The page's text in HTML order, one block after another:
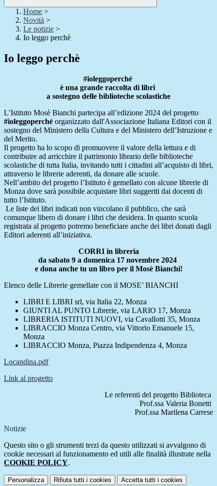
Home >
Novità >
Le notizie >
Io leggo perchè
Io leggo perchè
#ioleggoperché
è una grande raccolta di libri
a sostegno delle biblioteche scolastiche
L’Istituto Mosè Bianchi partecipa all’edizione 2024 del progetto
#ioleggoperché organizzato dall'Associazione Italiana Editori con il
sostegno del Ministero della Cultura e del Ministero dell’Istruzione e
del Merito.
Il progetto ha lo scopo di promuovere il valore della lettura e di
contribuire ad arricchire il patrimonio librario delle biblioteche
scolastiche di tutta Italia, invitando tutti i cittadini all’acquisto di libri,
attraverso le librerie aderenti, da donare alle scuole.
Nell’ambito del progetto l’Istituto è gemellato con alcune librerie di
Monza dove sarà possibile acquistare libri suggeriti dai docenti di
tutto l’Istituto.
Le liste dei libri indicati non vincolano il pubblico, che sarà
comunque libero di donare i libri che desidera. In quanto scuola
registrata al progetto potremo beneficiare anche dei libri donati dagli
Editori aderenti all’iniziativa.
CORRI in libreria
da sabato 9 a domenica 17 novembre 2024
e dona anche tu un libro per il Mosè Bianchi!
Elenco delle Librerie gemellate con il MOSE’ BIANCHI
LIBRI E LIBRI srl, via Italia 22, Monza
GIUNTI AL PUNTO Librerie, via LARIO 17, Monza
LIBRERIA ISTITUTI NUOVI, via Cavallotti 35, Monza
LIBRACCIO Monza Centro, via Vittorio Emanuele 15,
Monza
LIBRACCIO Monza, Piazza Indipendenza 4, Monza
Locandina.pdf
Link al progetto
Le referenti del progetto Biblioteca
Prof.ssa Valeria Bonetti
Prof.ssa Marilena Carrese
Notizie
Questo sito o gli strumenti terzi da questo utilizzati si avvalgono di
cookie necessari al funzionamento ed utili alle finalità illustrate nella
COOKIE POLICY.
Personalizza Rifiuta tutti i cookies Accetta tutti i cookies